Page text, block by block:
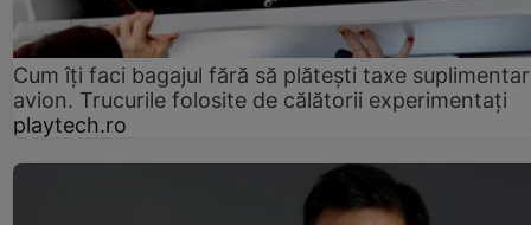
Cum îți faci bagajul fără să plătești taxe
avion. Trucurile folosite de călătorii experimentați
playtech.ro